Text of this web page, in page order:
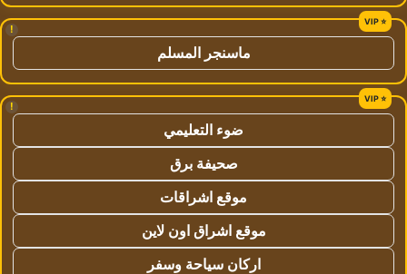
!
ماسنجر المسلم
!
ضوء التعليمي
صحيفة برق
موقع اشراقات
موقع اشراق اون لاين
اركان سياحة وسفر